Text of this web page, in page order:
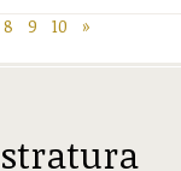
8 9 10 »